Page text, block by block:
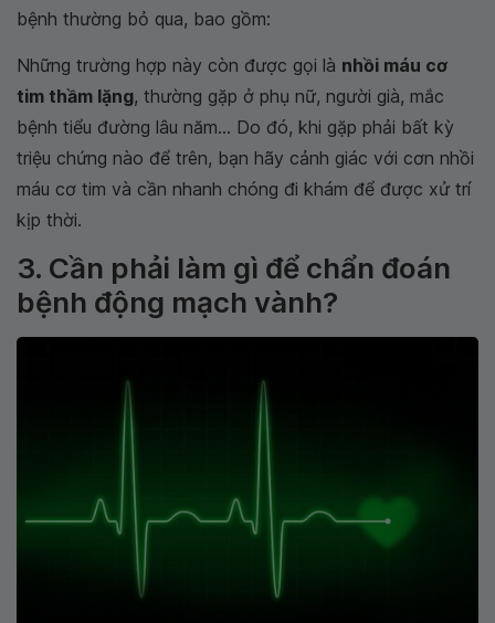
bệnh thường bỏ qua, bao gồm:
Những trường hợp này còn được gọi là nhồi máu cơ
tim thầm lặng, thường gặp ở phụ nữ, người già, mắc
bệnh tiểu đường lâu năm... Do đó, khi gặp phải bất kỳ
triệu chứng nào để trên, bạn hãy cảnh giác với cơn nhồi
máu cơ tim và cần nhanh chóng đi khám để được xử trí
kịp thời.
3. Cần phải làm gì để chẩn đoán
bệnh động mạch vành?